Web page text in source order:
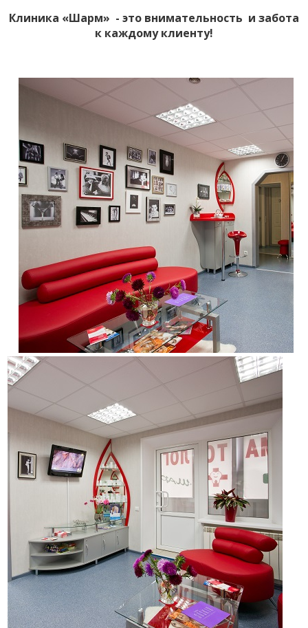
Клиника «Шарм» - это внимательность и забота
к каждому клиенту!